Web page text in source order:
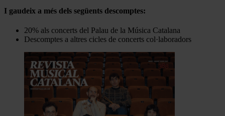
I gaudeix a més dels següents descomptes:
20% als concerts del Palau de la Música Catalana
Descomptes a altres cicles de concerts col·laboradors